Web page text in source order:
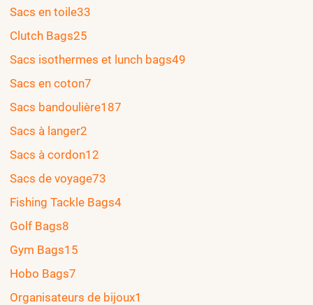
Sacs en toile33
Clutch Bags25
Sacs isothermes et lunch bags49
Sacs en coton7
Sacs bandoulière187
Sacs à langer2
Sacs à cordon12
Sacs de voyage73
Fishing Tackle Bags4
Golf Bags8
Gym Bags15
Hobo Bags7
Organisateurs de bijoux1